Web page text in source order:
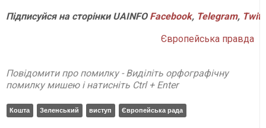
Підписуйся на сторінкиUAINFO Facebook, Telegram,
Європейська правда
Повідомити про помилку - Виділіть орфографічну
помилку мишею і натисніть Ctrl + Enter
Кошта Зеленський виступ Європейська рада